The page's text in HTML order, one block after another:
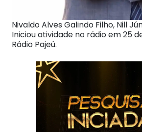
Nivaldo Alves Galindo Filho, Nill
Iniciou atividade no rádio em 25
Rádio Pajeú.